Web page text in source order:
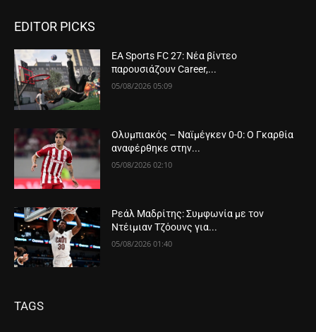
EDITOR PICKS
EA Sports FC 27: Νέα βίντεο
παρουσιάζουν Career,...
05/08/2026 05:09
Ολυμπιακός – Ναϊμέγκεν 0-0: Ο Γκαρθία
αναφέρθηκε στην...
05/08/2026 02:10
Ρεάλ Μαδρίτης: Συμφωνία με τον
Ντέιμιαν Τζόουνς για...
05/08/2026 01:40
TAGS